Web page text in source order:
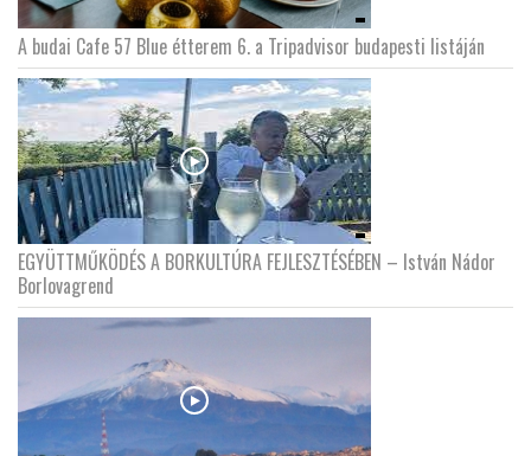
A budai Cafe 57 Blue étterem 6. a Tripadvisor budapesti listáján
EGYÜTTMŰKÖDÉS A BORKULTÚRA FEJLESZTÉSÉBEN – István Nádor
Borlovagrend